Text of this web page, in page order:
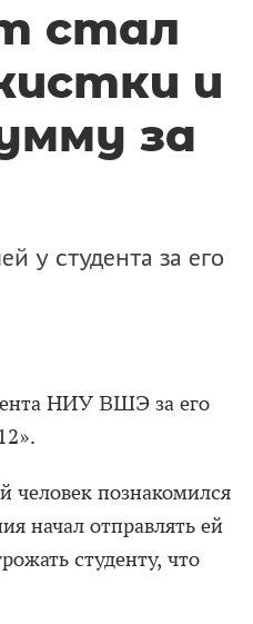
стал
и
за
у студента за его
НИУ ВШЭ за его
познакомился
начал отправлять ей
студенту, что